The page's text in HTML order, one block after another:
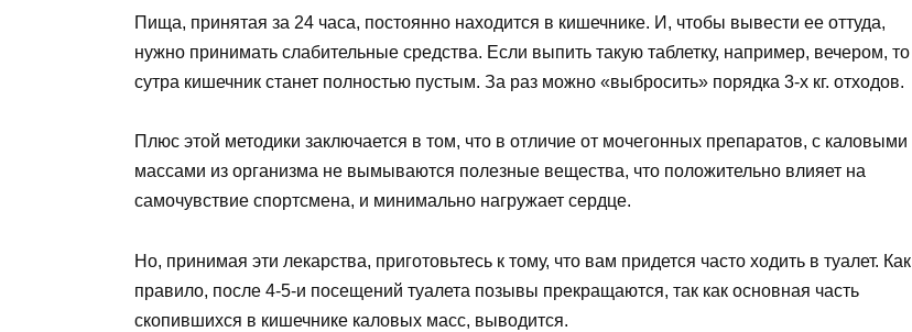
Пища, принятая за 24 часа, постоянно находится в кишечнике. И, чтобы вывести ее оттуда,
нужно принимать слабительные средства. Если выпить такую таблетку, например, вечером, то
сутра кишечник станет полностью пустым. За раз можно «выбросить» порядка 3-х кг. отходов.
Плюс этой методики заключается в том, что в отличие от мочегонных препаратов, с каловыми
массами из организма не вымываются полезные вещества, что положительно влияет на
самочувствие спортсмена, и минимально нагружает сердце.
Но, принимая эти лекарства, приготовьтесь к тому, что вам придется часто ходить в туалет. Как
правило, после 4-5-и посещений туалета позывы прекращаются, так как основная часть
скопившихся в кишечнике каловых масс, выводится.